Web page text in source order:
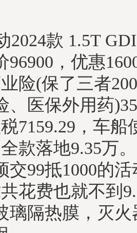
2024款 1.5T
96900，优惠
险(保了三者
、医保外用药
7159.29，车船
款落地9.35万
交99抵1000的
花费也就不到
璃隔热膜，灭火